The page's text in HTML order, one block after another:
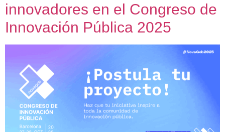
innovadores en el Congreso de
Innovación Pública 2025